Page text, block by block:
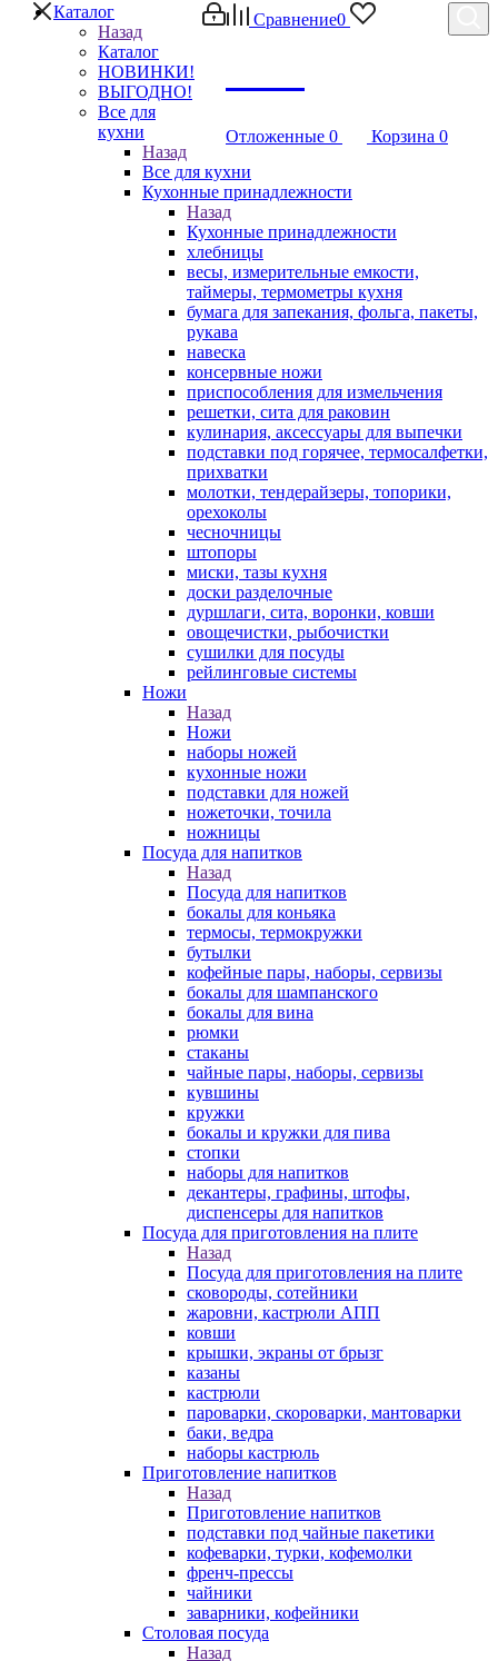
Сравнение0
Отложенные 0 Корзина 0
Каталог
Назад
Каталог
НОВИНКИ!
ВЫГОДНО!
Все для
кухни
Назад
Все для кухни
Кухонные принадлежности
Назад
Кухонные принадлежности
хлебницы
весы, измерительные емкости,
таймеры, термометры кухня
бумага для запекания, фольга, пакеты,
рукава
навеска
консервные ножи
приспособления для измельчения
решетки, сита для раковин
кулинария, аксессуары для выпечки
подставки под горячее, термосалфетки,
прихватки
молотки, тендерайзеры, топорики,
орехоколы
чесночницы
штопоры
миски, тазы кухня
доски разделочные
дуршлаги, сита, воронки, ковши
овощечистки, рыбочистки
сушилки для посуды
рейлинговые системы
Ножи
Назад
Ножи
наборы ножей
кухонные ножи
подставки для ножей
ножеточки, точила
ножницы
Посуда для напитков
Назад
Посуда для напитков
бокалы для коньяка
термосы, термокружки
бутылки
кофейные пары, наборы, сервизы
бокалы для шампанского
бокалы для вина
рюмки
стаканы
чайные пары, наборы, сервизы
кувшины
кружки
бокалы и кружки для пива
стопки
наборы для напитков
декантеры, графины, штофы,
диспенсеры для напитков
Посуда для приготовления на плите
Назад
Посуда для приготовления на плите
сковороды, сотейники
жаровни, кастрюли АПП
ковши
крышки, экраны от брызг
казаны
кастрюли
пароварки, скороварки, мантоварки
баки, ведра
наборы кастрюль
Приготовление напитков
Назад
Приготовление напитков
подставки под чайные пакетики
кофеварки, турки, кофемолки
френч-прессы
чайники
заварники, кофейники
Столовая посуда
Назад